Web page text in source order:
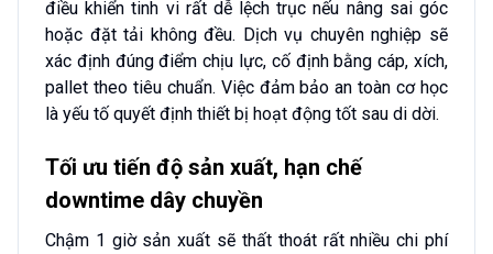
điều khiển tinh vi rất dễ lệch trục nếu nâng sai góc
hoặc đặt tải không đều. Dịch vụ chuyên nghiệp sẽ
xác định đúng điểm chịu lực, cố định bằng cáp, xích,
pallet theo tiêu chuẩn. Việc đảm bảo an toàn cơ học
là yếu tố quyết định thiết bị hoạt động tốt sau di dời.
Tối ưu tiến độ sản xuất, hạn chế
downtime dây chuyền
Chậm 1 giờ sản xuất sẽ thất thoát rất nhiều chi phí